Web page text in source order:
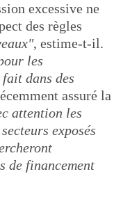
excessive ne
des règles
, estime-t-il.
les
dans des
assuré la
attention les
exposés
de financement